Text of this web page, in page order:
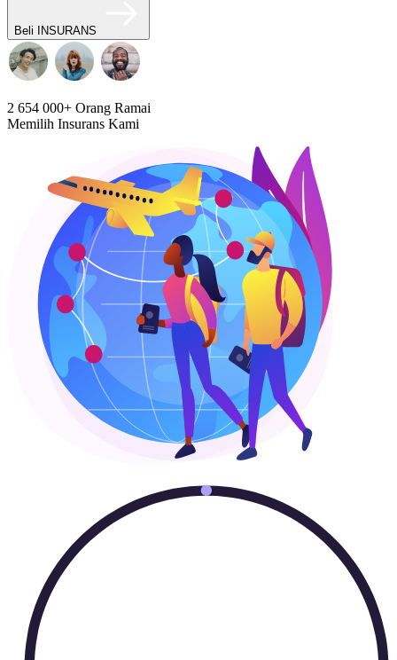
Beli INSURANS
2 654 000+ Orang Ramai
Memilih Insurans Kami